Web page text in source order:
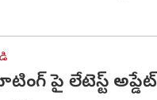
పై లేటెస్ట్ అప్డేట్